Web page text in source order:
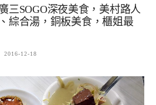
三SOGO深夜美食，美村路人
綜合湯，銅板美食，櫃姐最
2016-12-18